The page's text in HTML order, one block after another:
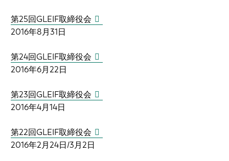
第25回GLEIF取締役会
2016年8月31日
第24回GLEIF取締役会
2016年6月22日
第23回GLEIF取締役会
2016年4月14日
第22回GLEIF取締役会
2016年2月24日/3月2日